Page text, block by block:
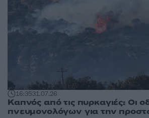
16:3531.07.26
Καπνός από τις πυρκαγιές: Οι
πνευμονολόγων για την